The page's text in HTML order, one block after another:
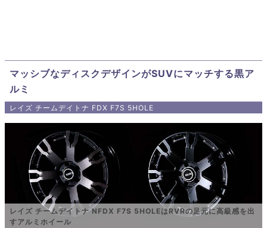
マッシブなディスクデザインがSUVにマッチする黒ア
ルミ
レイズ チームデイトナ FDX F7S 5HOLE
レイズ チームデイトナ NFDX F7S 5HOLEはRVRの足元に高級感を出
すアルミホイール